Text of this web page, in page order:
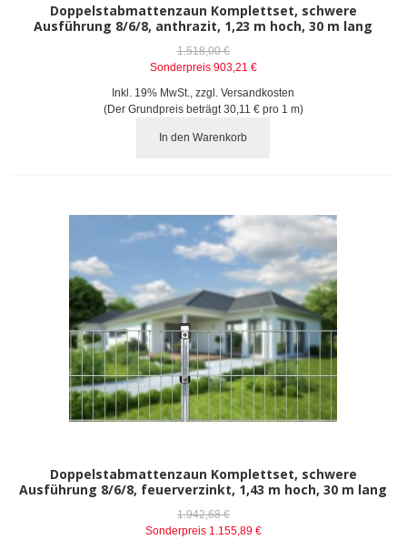
Doppelstabmattenzaun Komplettset, schwere
Ausführung 8/6/8, anthrazit, 1,23 m hoch, 30 m lang
1.518,00 €
Sonderpreis 903,21 €
Inkl. 19% MwSt.
,zzgl.Versandkosten
(Der Grundpreis beträgt 30,11 €pro 1 m)
In den Warenkorb
Doppelstabmattenzaun Komplettset, schwere
Ausführung 8/6/8, feuerverzinkt, 1,43 m hoch, 30 m lang
1.942,68 €
Sonderpreis 1.155,89 €